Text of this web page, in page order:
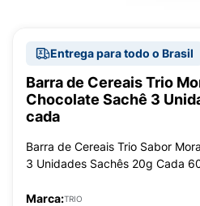
Entrega para todo o Brasil
Barra de Cereais Trio
Chocolate Sachê 3
cada
Barra de Cereais Trio Sabor
3 Unidades Sachês 20g Cada
Marca:TRIO